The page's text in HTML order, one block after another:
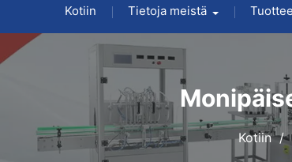
Kotiin Tietoja meistä
Kotiin